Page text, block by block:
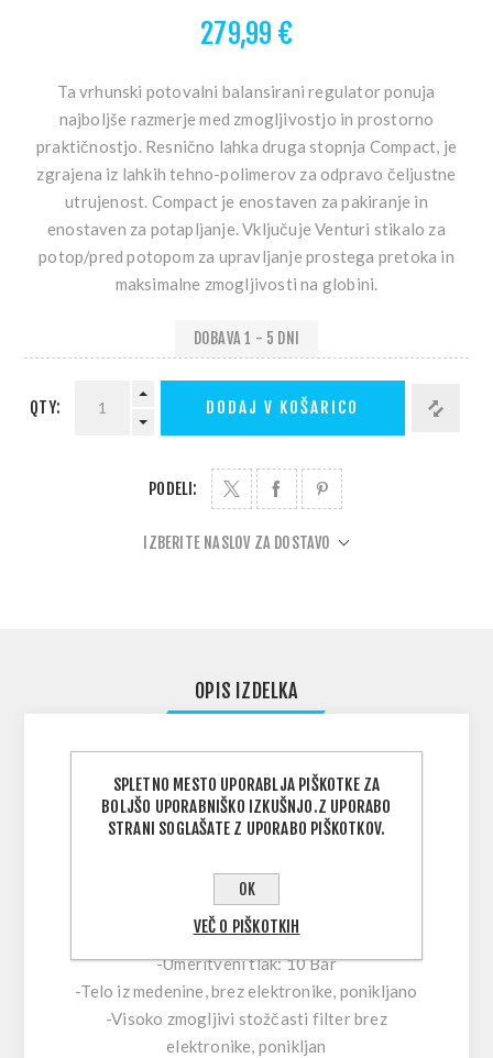
279,99 €
Ta vrhunski potovalni balansirani regulator ponuja
najboljše razmerje med zmogljivostjo in prostorno
praktičnostjo. Resnično lahka druga stopnja Compact, je
zgrajena iz lahkih tehno-polimerov za odpravo čeljustne
utrujenost. Compact je enostaven za pakiranje in
enostaven za potapljanje. Vključuje Venturi stikalo za
potop/pred potopom za upravljanje prostega pretoka in
maksimalne zmogljivosti na globini.
DOBAVA 1 - 5 DNI
QTY: DODAJ V KOŠARICO
PODELI:
IZBERITE NASLOV ZA DOSTAVO
OPIS IZDELKA
TEHNIČNE LASTNOSTI 1. STOPNJE:
-Uravnotežena membrana (tesnilna komora za
MC9SC)
-4 izhodi MP 3/8 UNF
-Delovni tlak: 300 bar (4350 psi) DIN različica,
232 bar (3365 psi) Različica YOKE
-Umeritveni tlak: 10 Bar
-Telo iz medenine, brez elektronike, ponikljano
-Visoko zmogljivi stožčasti filter brez
elektronike, ponikljan
SPLETNO MESTO UPORABLJA PIŠKOTKE ZA
BOLJŠO UPORABNIŠKO IZKUŠNJO.Z UPORABO
STRANI SOGLAŠATE Z UPORABO PIŠKOTKOV.
OK
VEČ O PIŠKOTKIH